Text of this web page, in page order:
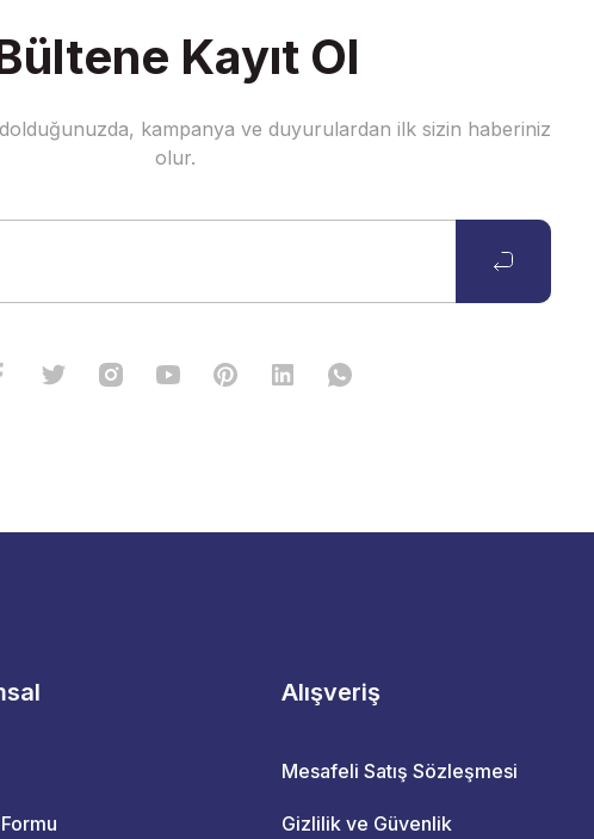
Kayıt Ol
kampanya ve duyurulardan ilk sizin haberiniz
olur.
Alışveriş
Mesafeli Satış Sözleşmesi
Gizlilik ve Güvenlik